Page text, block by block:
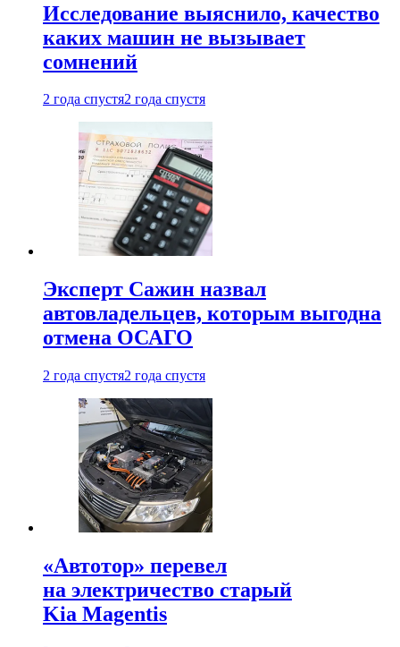
Исследование выяснило, качество
каких машин не вызывает
сомнений
2 года спустя2 года спустя
Эксперт Сажин назвал
автовладельцев, которым выгодна
отмена ОСАГО
2 года спустя2 года спустя
«Автотор» перевел
на электричество старый
Kia Magentis